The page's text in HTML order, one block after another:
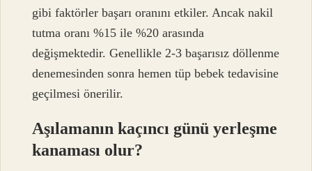
gibi faktörler başarı oranını etkiler. Ancak nakil
tutma oranı %15 ile %20 arasında
değişmektedir. Genellikle 2-3 başarısız döllenme
denemesinden sonra hemen tüp bebek tedavisine
geçilmesi önerilir.
Aşılamanın kaçıncı günü yerleşme
kanaması olur?